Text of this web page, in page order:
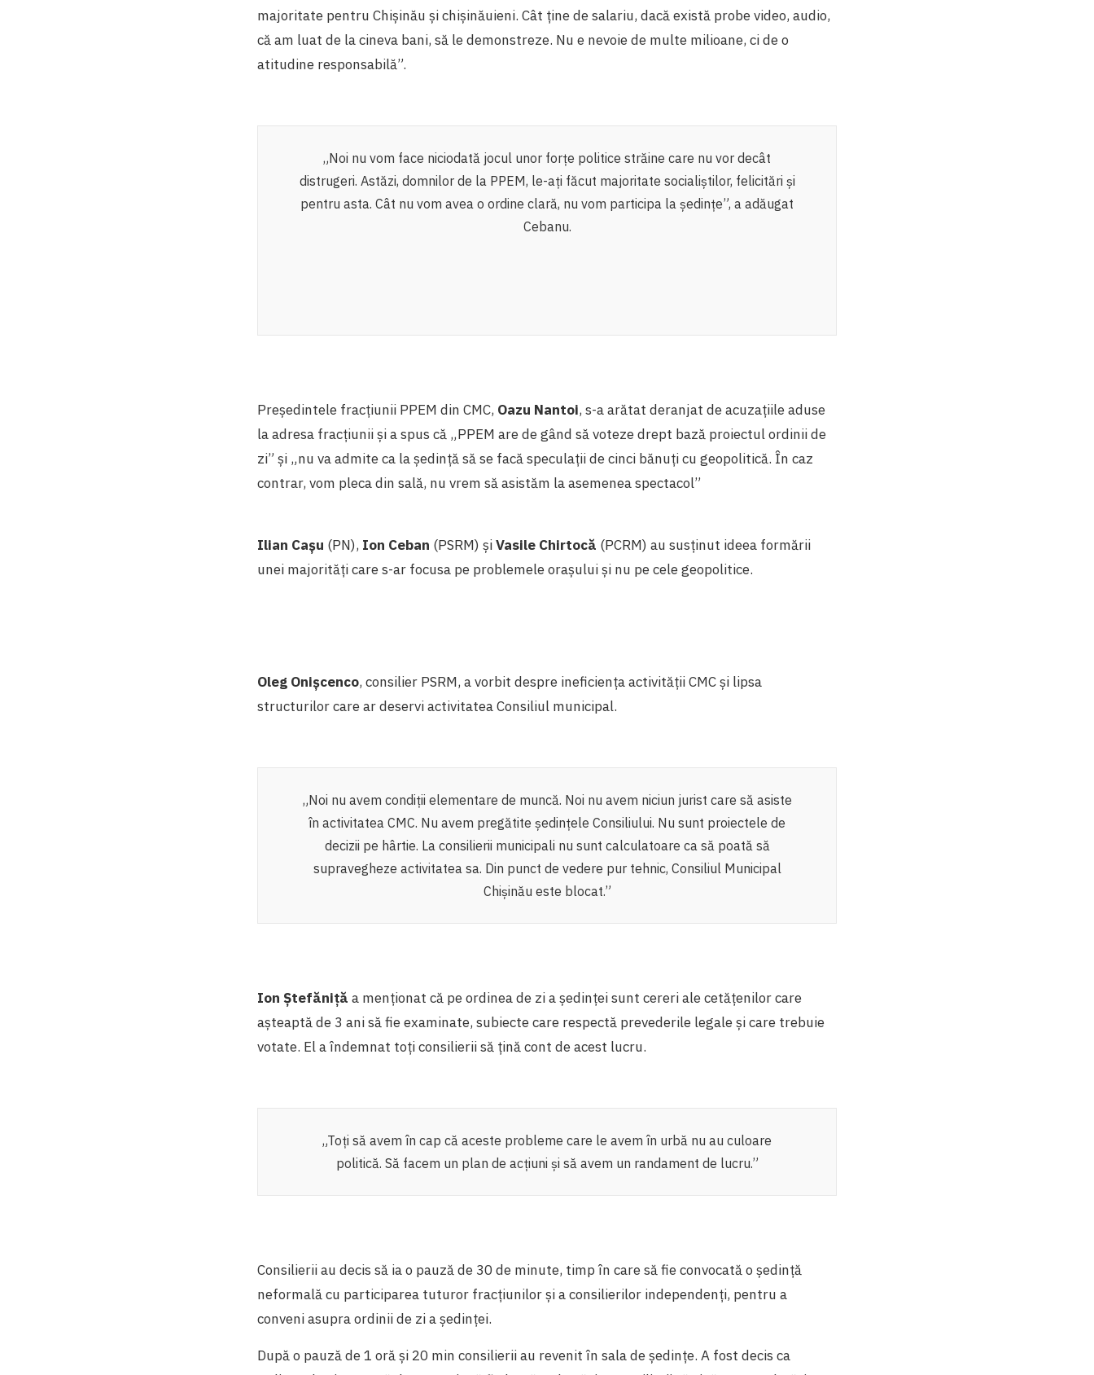
majoritate pentru Chișinău și chișinăuieni. Cât ține de salariu, dacă există probe video, audio,
că am luat de la cineva bani, să le demonstreze. Nu e nevoie de multe milioane, ci de o
atitudine responsabilă”.
„Noi nu vom face niciodată jocul unor forțe politice străine care nu vor decât
distrugeri. Astăzi, domnilor de la PPEM, le-ați făcut majoritate socialiștilor, felicitări și
pentru asta. Cât nu vom avea o ordine clară, nu vom participa la ședințe”, a adăugat
Cebanu.
Președintele fracțiunii PPEM din CMC, Oazu Nantoi, s-a arătat deranjat de acuzațiile aduse
la adresa fracțiunii și a spus că „PPEM are de gând să voteze drept bază proiectul ordinii de
zi” și „nu va admite ca la ședință să se facă speculații de cinci bănuți cu geopolitică. În caz
contrar, vom pleca din sală, nu vrem să asistăm la asemenea spectacol”
Ilian Cașu (PN), Ion Ceban (PSRM) șiVasile Chirtocă (PCRM) au susținut ideea formării
unei majorități care s-ar focusa pe problemele orașului și nu pe cele geopolitice.
Oleg Onișcenco, consilier PSRM, a vorbit despre ineficiența activității CMC și lipsa
structurilor care ar deservi activitatea Consiliul municipal.
„Noi nu avem condiții elementare de muncă. Noi nu avem niciun jurist care să asiste
în activitatea CMC. Nu avem pregătite ședințele Consiliului. Nu sunt proiectele de
decizii pe hârtie. La consilierii municipali nu sunt calculatoare ca să poată să
supravegheze activitatea sa. Din punct de vedere pur tehnic, Consiliul Municipal
Chișinău este blocat.”
Ion Ștefăniță a menționat că pe ordinea de zi a ședinței sunt cereri ale cetățenilor care
așteaptă de 3 ani să fie examinate, subiecte care respectă prevederile legale și care trebuie
votate. El a îndemnat toți consilierii să țină cont de acest lucru.
„Toți să avem în cap că aceste probleme care le avem în urbă nu au culoare
politică. Să facem un plan de acțiuni și să avem un randament de lucru.”
Consilierii au decis să ia o pauză de 30 de minute, timp în care să fie convocată o şedinţă
neformală cu participarea tuturor fracţiunilor şi a consilierilor independenţi, pentru a
conveni asupra ordinii de zi a şedinţei.
După o pauză de 1 oră și 20 min consilierii au revenit în sala de ședințe. A fost decis ca